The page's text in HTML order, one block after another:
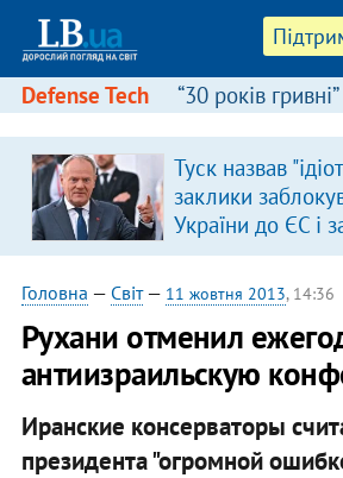
Defense Tech “30 років гривні”
Туск назвав
заклики
України до ЄС і
припинити
риторику
Головна — Світ— 11 жовтня 2013, 14:36
Рухани отменил
антиизраильскую
Иранские консерваторы
президента "огромной